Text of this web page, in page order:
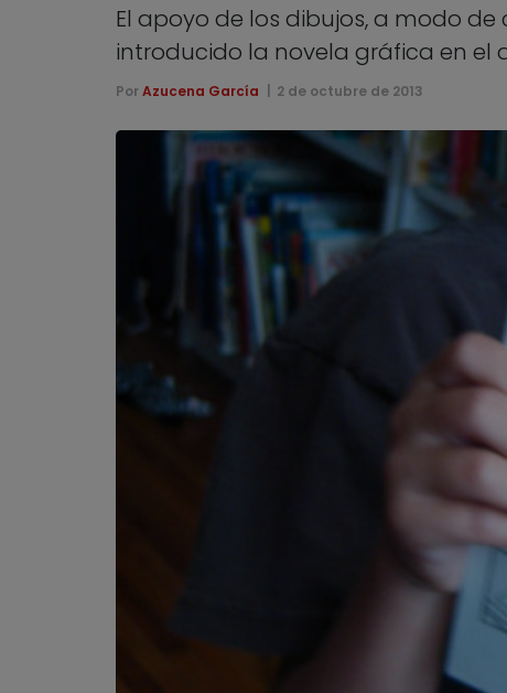
El apoyo de los dibujos, a modo
introducido la novela gráfica en el
Por Azucena García 2 de octubre de 2013